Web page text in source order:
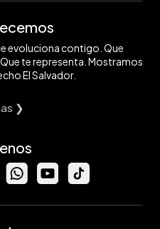
evoluciona contigo. Que
te representa. Mostramos
El Salvador.
❯